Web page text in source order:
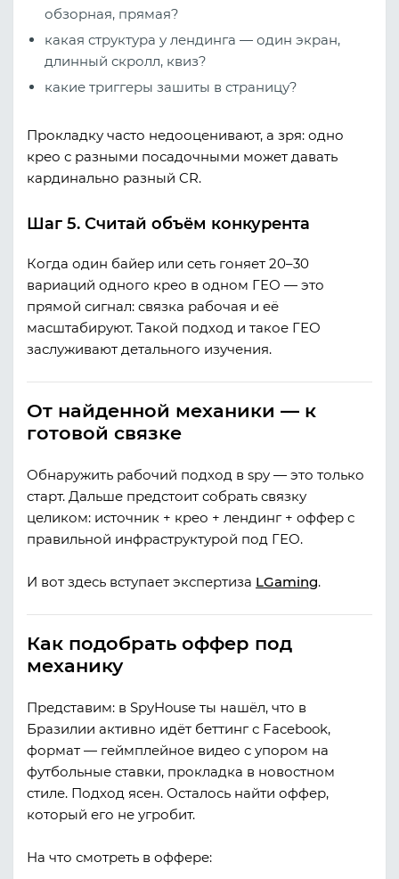
обзорная, прямая?
какая структура у лендинга — один экран,
длинный скролл, квиз?
какие триггеры зашиты в страницу?
Прокладку часто недооценивают, а зря: одно
крео с разными посадочными может давать
кардинально разный CR.
Шаг 5. Считай объём конкурента
Когда один байер или сеть гоняет 20–30
вариаций одного крео в одном ГЕО — это
прямой сигнал: связка рабочая и её
масштабируют. Такой подход и такое ГЕО
заслуживают детального изучения.
От найденной механики — к
готовой связке
Обнаружить рабочий подход в spy — это только
старт. Дальше предстоит собрать связку
целиком: источник + крео + лендинг + оффер с
правильной инфраструктурой под ГЕО.
И вот здесь вступает экспертиза LGaming.
Как подобрать оффер под
механику
Представим: в SpyHouse ты нашёл, что в
Бразилии активно идёт беттинг с Facebook,
формат — геймплейное видео с упором на
футбольные ставки, прокладка в новостном
стиле. Подход ясен. Осталось найти оффер,
который его не угробит.
На что смотреть в оффере: